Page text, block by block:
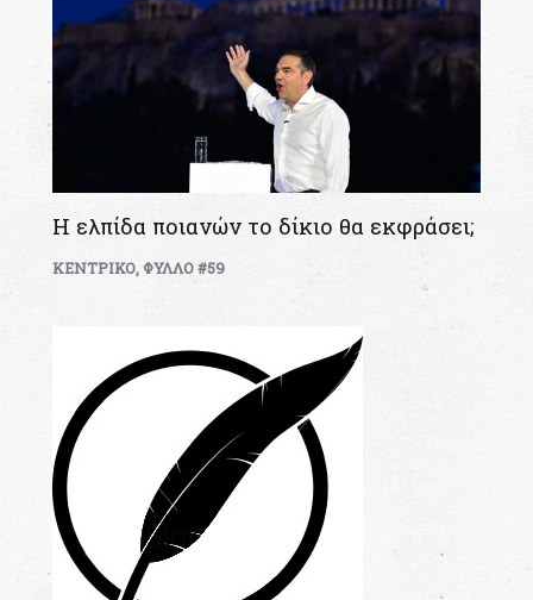
Η ελπίδα ποιανών το δίκιο θα εκφράσει;
ΚΕΝΤΡΙΚΟ, ΦΥΛΛΟ #59